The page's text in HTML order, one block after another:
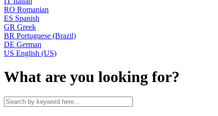
RO Romanian
ES Spanish
GR Greek
BR Portuguese (Brazil)
DE German
US English (US)
What are you looking for?